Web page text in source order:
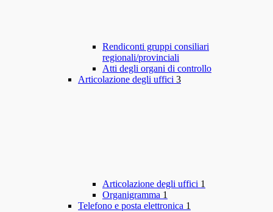
Rendiconti gruppi consiliari
regionali/provinciali
Atti degli organi di controllo
Articolazione degli uffici 3
Articolazione degli uffici 1
Organigramma 1
Telefono e posta elettronica 1